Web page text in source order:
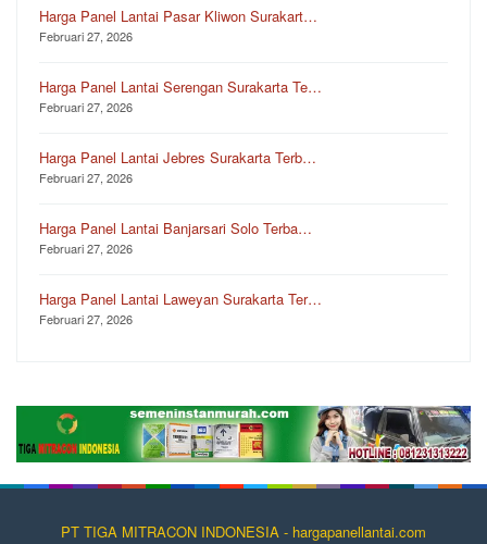
Harga Panel Lantai Pasar Kliwon Surakart…
Februari 27, 2026
Harga Panel Lantai Serengan Surakarta Te…
Februari 27, 2026
Harga Panel Lantai Jebres Surakarta Terb…
Februari 27, 2026
Harga Panel Lantai Banjarsari Solo Terba…
Februari 27, 2026
Harga Panel Lantai Laweyan Surakarta Ter…
Februari 27, 2026
PT TIGA MITRACON INDONESIA - hargapanellantai.com